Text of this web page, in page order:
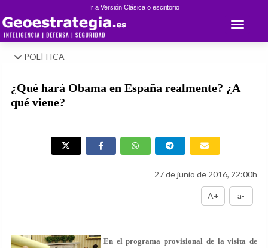
Ir a Versión Clásica o escritorio
Toggle
POLÍTICA
¿Qué hará Obama en España realmente? ¿A
qué viene?
27 de junio de 2016, 22:00h
A+ a-
En el programa provisional de la visita de